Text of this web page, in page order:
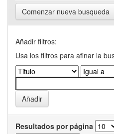
Comenzar nueva busqueda
Añadir filtros:
Usa los filtros para afinar la
Resultados por página